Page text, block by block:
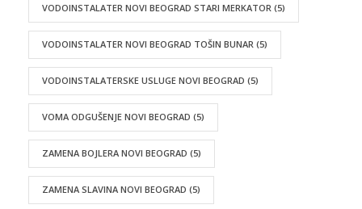
VODOINSTALATER NOVI BEOGRAD STARI MERKATOR (5)
VODOINSTALATER NOVI BEOGRAD TOŠIN BUNAR (5)
VODOINSTALATERSKE USLUGE NOVI BEOGRAD (5)
VOMA ODGUŠENJE NOVI BEOGRAD (5)
ZAMENA BOJLERA NOVI BEOGRAD (5)
ZAMENA SLAVINA NOVI BEOGRAD (5)